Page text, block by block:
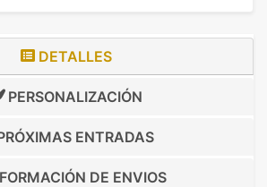
DETALLES
PERSONALIZACIÓN
ENTRADAS
DE ENVIOS